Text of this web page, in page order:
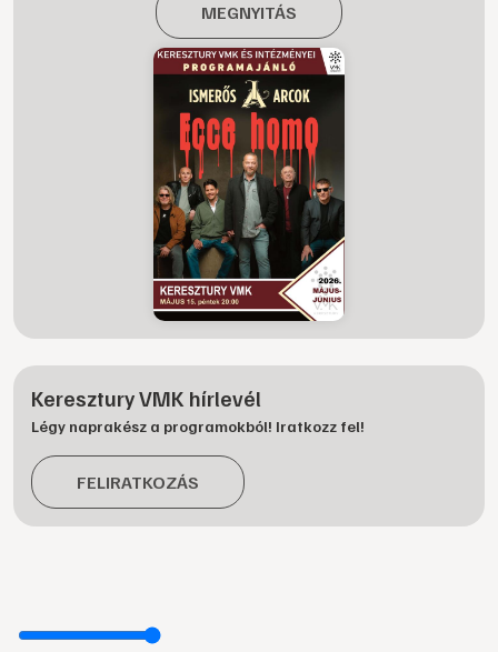
MEGNYITÁS
Keresztury VMK hírlevél
Légy naprakész a programokból! Iratkozz fel!
FELIRATKOZÁS